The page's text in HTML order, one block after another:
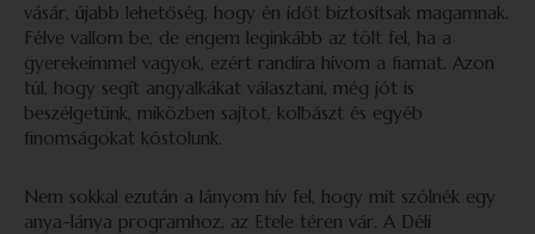
vásár, újabb lehetőség, hogy én időt biztosítsak magamnak.
Félve vallom be, de engem leginkább az tölt fel, ha a
gyerekeimmel vagyok, ezért randira hívom a fiamat. Azon
túl, hogy segít angyalkákat választani, még jót is
beszélgetünk, miközben sajtot, kolbászt és egyéb
finomságokat kóstolunk.
Nem sokkal ezután a lányom hív fel, hogy mit szólnék egy
anya-lánya programhoz, az Etele téren vár. A Déli